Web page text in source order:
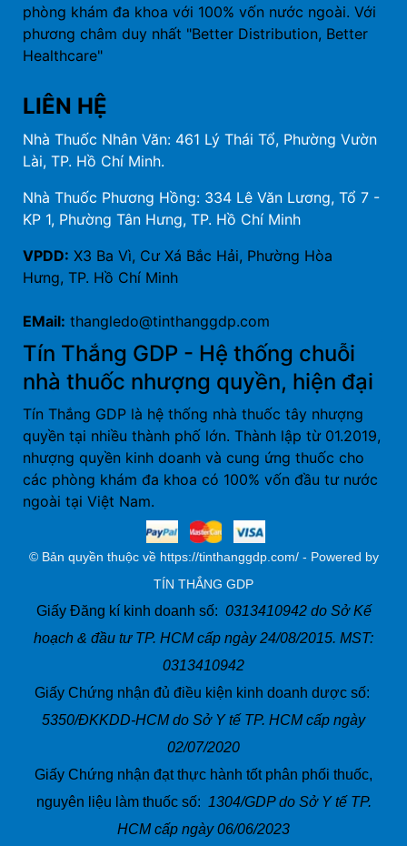
phòng khám đa khoa với 100% vốn nước ngoài. Với
phương châm duy nhất "Better Distribution, Better
Healthcare"
LIÊN HỆ
Nhà Thuốc Nhân Văn: 461 Lý Thái Tổ, Phường Vườn
Lài, TP. Hồ Chí Minh.
Nhà Thuốc Phương Hồng: 334 Lê Văn Lương, Tổ 7 -
KP 1, Phường Tân Hưng, TP. Hồ Chí Minh
VPDD: X3 Ba Vì, Cư Xá Bắc Hải, Phường Hòa
Hưng, TP. Hồ Chí Minh
EMail: thangledo@tinthanggdp.com
Tín Thắng GDP - Hệ thống chuỗi
nhà thuốc nhượng quyền, hiện đại
Tín Thắng GDP là hệ thống nhà thuốc tây nhượng
quyền tại nhiều thành phố lớn. Thành lập từ 01.2019,
nhượng quyền kinh doanh và cung ứng thuốc cho
các phòng khám đa khoa có 100% vốn đầu tư nước
ngoài tại Việt Nam.
© Bản quyền thuộc về https://tinthanggdp.com/ - Powered by
TÍN THẮNG GDP
Giấy Đăng kí kinh doanh số: 0313410942 do Sở Kế
hoạch & đầu tư TP. HCM cấp ngày 24/08/2015. MST:
0313410942
Giấy Chứng nhận đủ điều kiện kinh doanh dược số:
5350/ĐKKDD-HCM do Sở Y tế TP. HCM cấp ngày
02/07/2020
Giấy Chứng nhận đạt thực hành tốt phân phối thuốc,
nguyên liệu làm thuốc số: 1304/GDP do Sở Y tế TP.
HCM cấp ngày 06/06/2023